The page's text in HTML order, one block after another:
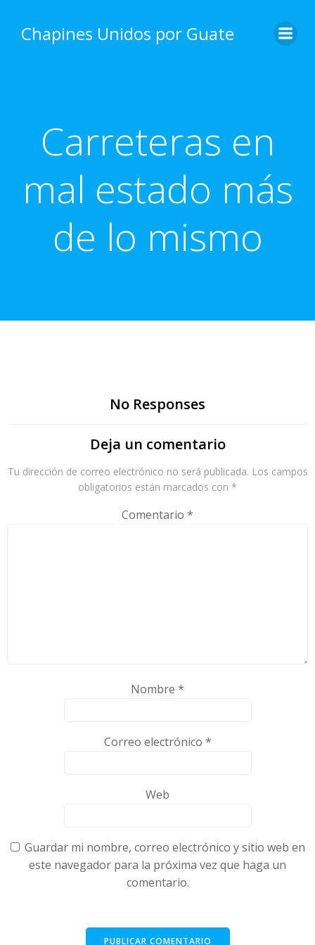
content
Chapines Unidos por Guate
Carreteras en
mal estado más
de lo mismo
No Responses
Deja un comentario
Tu dirección de correo electrónico no será publicada. Los campos
obligatorios están marcados con *
Comentario *
Nombre *
Correo electrónico *
Web
Guardar mi nombre, correo electrónico y sitio web en
este navegador para la próxima vez que haga un
comentario.